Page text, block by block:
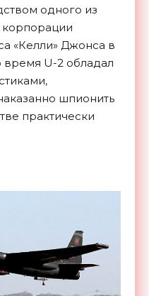
одного из
корпорации
«Келли» Джонса в
время U-2 обладал
шпионить
практически